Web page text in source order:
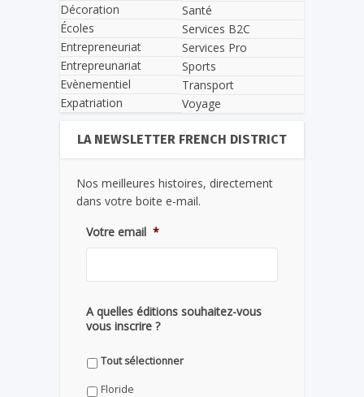
Décoration
Écoles
Entrepreneuriat
Entrepreunariat
Evènementiel
Expatriation
Santé
Services B2C
Services Pro
Sports
Transport
Voyage
LA NEWSLETTER FRENCH DISTRICT
Nos meilleures histoires, directement
dans votre boite e-mail.
Votre email *
A quelles éditions souhaitez-vous
vous inscrire ?
Tout sélectionner
Floride